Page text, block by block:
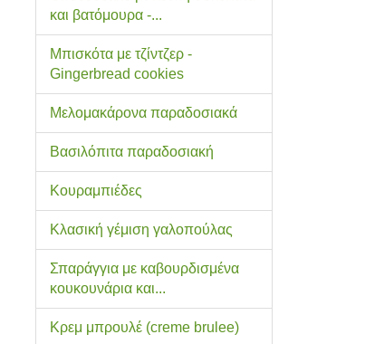
και βατόμουρα -...
Μπισκότα με τζίντζερ -
Gingerbread cookies
Μελομακάρονα παραδοσιακά
Βασιλόπιτα παραδοσιακή
Κουραμπιέδες
Κλασική γέμιση γαλοπούλας
Σπαράγγια με καβουρδισμένα
κουκουνάρια και...
Κρεμ μπρουλέ (creme brulee)